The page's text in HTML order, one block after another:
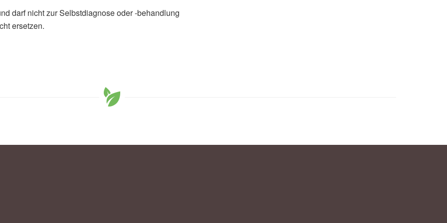
C., Wüstemann, H., Kolbe, J., Mårtensson, J., Goebel,
20.09.2017),Scientific Reports
darf nicht zur Selbstdiagnose oder -behandlung
ersetzen.